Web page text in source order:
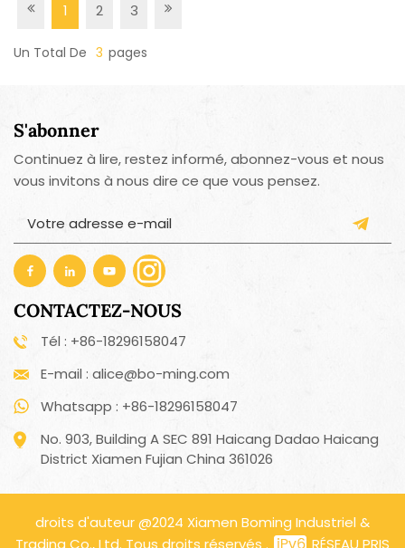
1 2 3
Un Total De 3 Pages
S'abonner
Continuez à lire, restez informé, abonnez-vous et nous
vous invitons à nous dire ce que vous pensez.
CONTACTEZ-NOUS
Tél : +86-18296158047
E-mail : alice@bo-ming.com
Whatsapp : +86-18296158047
No. 903, Building A SEC 891 Haicang Dadao Haicang
District Xiamen Fujian China 361026
droits d'auteur @2024 Xiamen Boming Industriel &
Trading Co., Ltd. Tous droits réservés .
RÉSEAU PRIS